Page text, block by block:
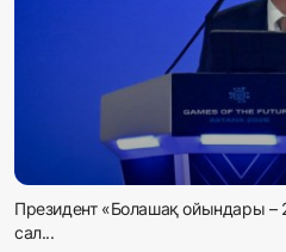
Президент «Болашақ ойындары
сал...